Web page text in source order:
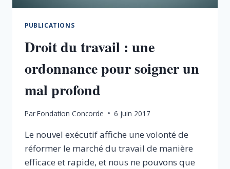
PUBLICATIONS
Droit du travail : une
ordonnance pour soigner un
mal profond
ParFondation Concorde 6 juin 2017
Le nouvel exécutif affiche une volonté de
réformer le marché du travail de manière
efficace et rapide, et nous ne pouvons que